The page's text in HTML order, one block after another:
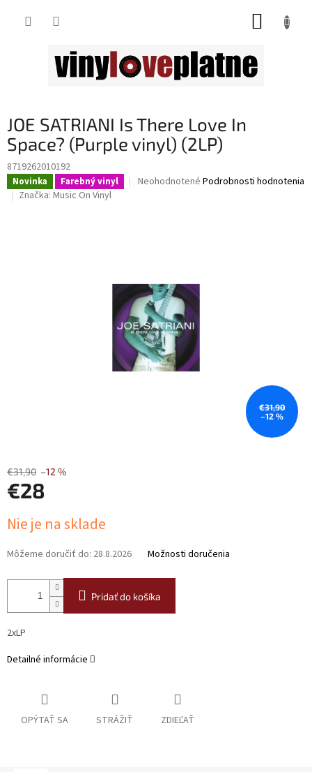
JOE SATRIANI Is There Love In
Space? (Purple vinyl) (2LP)
8719262010192
Novinka Farebný vinyl
Priemerné
Neohodnotené Podrobnosti hodnotenia
Značka: Music On Vinyl
€31,90
–12 %
€31,90 –12 %
€28
cena:
Nie je na sklade
Môžeme doručiť do: 28.8.2026 Možnosti doručenia
Pridať do košíka
2xLP
Detailné informácie
OPÝTAŤ SA STRÁŽIŤ ZDIEĽAŤ